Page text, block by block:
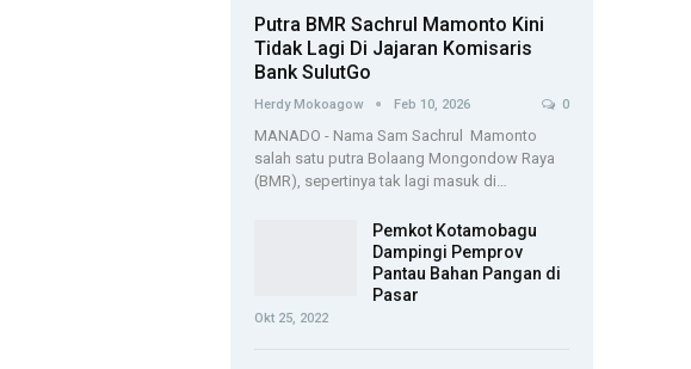
Putra BMR Sachrul Mamonto Kini
Tidak Lagi Di Jajaran Komisaris
Bank SulutGo
Herdy Mokoagow Feb 10, 2026 0
MANADO - Nama Sam Sachrul Mamonto
salah satu putra Bolaang Mongondow Raya
(BMR), sepertinya tak lagi masuk di…
Pemkot Kotamobagu
Dampingi Pemprov
Pantau Bahan Pangan di
Pasar
Okt 25, 2022